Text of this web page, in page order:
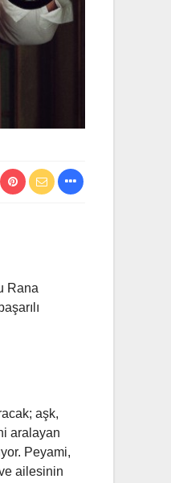
Rana
aşk,
aralayan
Peyami,
ailesinin